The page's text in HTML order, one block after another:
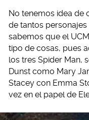
No tenemos idea de
de tantos
sabemos que el
tipo de cosas, pues
los tres Spider Man,
Dunst como Mary
Stacey con Emma
vez en el papel de